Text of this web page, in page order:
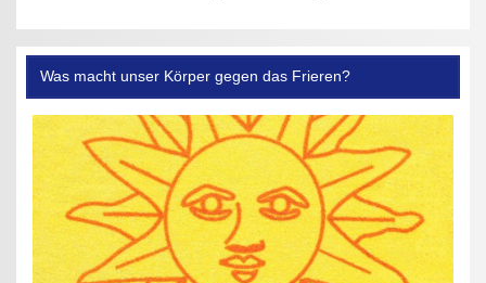
Was macht unser Körper gegen das Frieren?